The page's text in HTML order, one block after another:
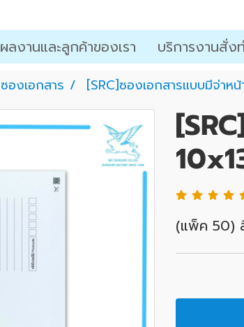
ผลงานและลูกค้าของเรา บริการงานสั่ง
ซองเอกสาร [SRC]ซองเอกสารแบบมีจ่าห
(แพ็ค 50)